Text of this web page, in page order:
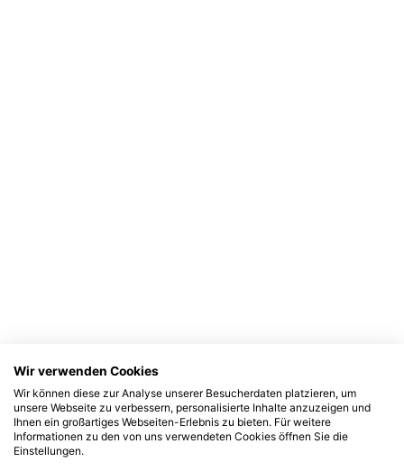
Wir verwenden Cookies
Wir können diese zur Analyse unserer Besucherdaten platzieren, um
unsere Webseite zu verbessern, personalisierte Inhalte anzuzeigen und
Ihnen ein großartiges Webseiten-Erlebnis zu bieten. Für weitere
Informationen zu den von uns verwendeten Cookies öffnen Sie die
Einstellungen.